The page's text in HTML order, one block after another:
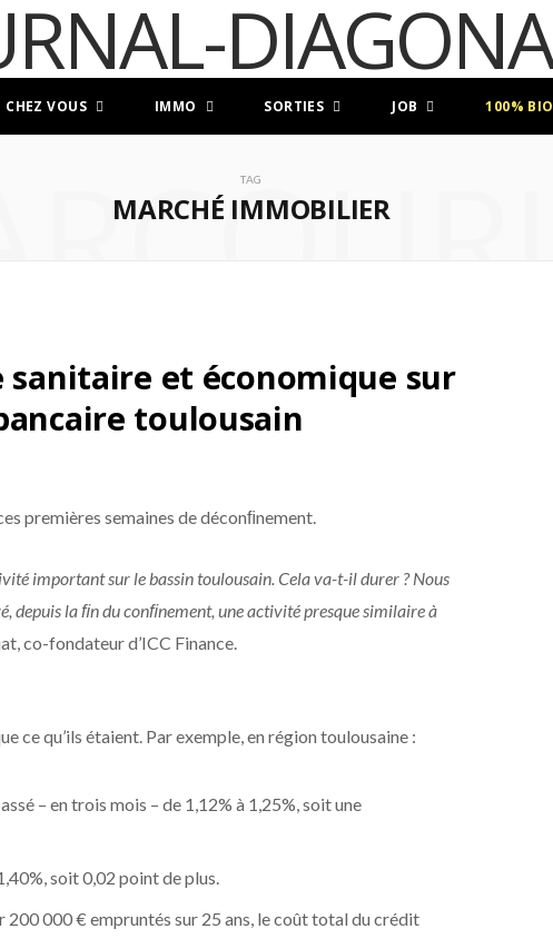
CHEZ VOUS IMMO SORTIES JOB 100% BIO
TAG
MARCHÉ IMMOBILIER
sanitaire et économique sur
toulousain
premières semaines de déconﬁnement.
important sur le bassin toulousain. Cela va-t-il durer ? Nous
depuis la ﬁn du conﬁnement, une activité presque similaire à
co-fondateur d’ICC Finance.
ce qu’ils étaient. Par exemple, en région toulousaine :
– en trois mois – de 1,12% à 1,25%, soit une
soit 0,02 point de plus.
200 000 € empruntés sur 25 ans, le coût total du crédit